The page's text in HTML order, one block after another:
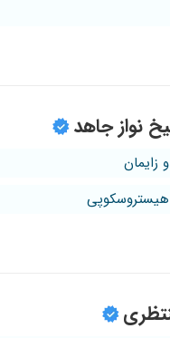
نواز جاهد
هیستروسکوپی